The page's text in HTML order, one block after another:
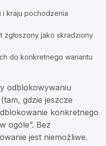
i kraju pochodzenia
jako skradziony
do konkretnego wariantu
odblokowywaniu
gdzie jeszcze
konkretnego
ogóle”. Bez
jest niemożliwe.